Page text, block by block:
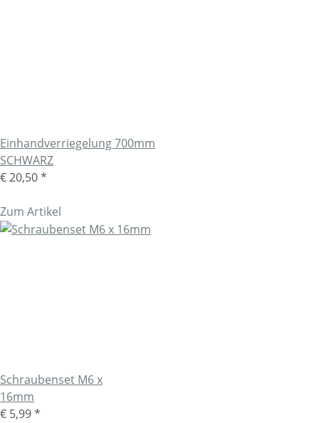
Einhandverriegelung 700mm
SCHWARZ
€ 20,50*
Zum Artikel
Schraubenset M6 x
16mm
€ 5,99*